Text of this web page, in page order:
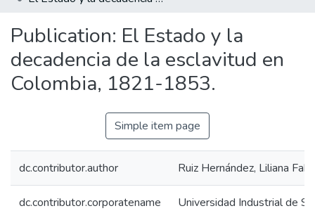
Publication: El Estado y la
decadencia de la esclavitud en
Colombia, 1821-1853.
Simple item page
dc.contributor.author Ruiz Hernández, Liliana
dc.contributor.corporatename Universidad Industrial de